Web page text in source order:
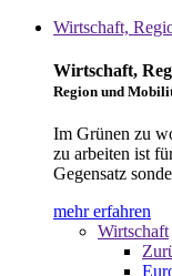
Wirtschaft,
Wirtschaft,
Region und
Im Grünen zu
zu arbeiten ist
Gegensatz
mehr erfahren
Wirtschaft